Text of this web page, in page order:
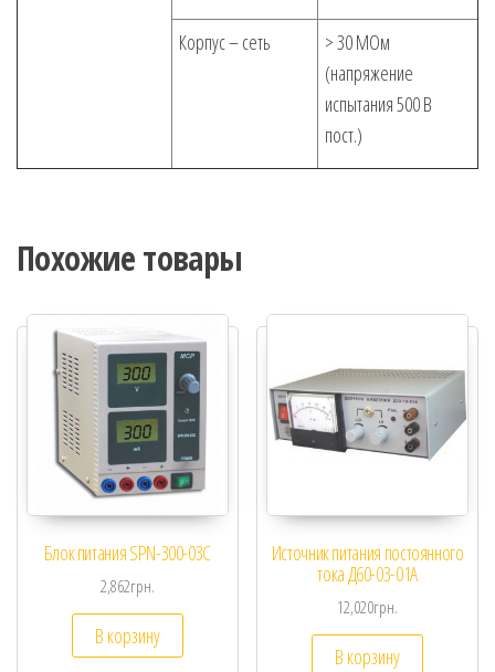
Корпус – сеть
> 30 МОм
(напряжение
испытания 500 В
пост.)
Похожие товары
Блок питания SPN-300-03С
2,862грн.
В корзину
Источник питания постоянного
тока Д60-03-01А
12,020грн.
В корзину